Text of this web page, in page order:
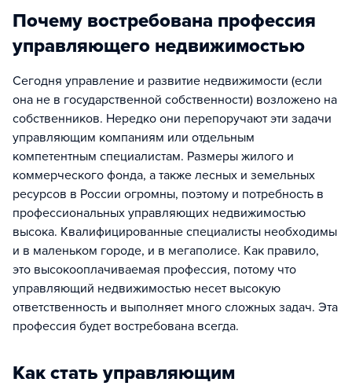
Почему востребована профессия
управляющего недвижимостью
Сегодня управление и развитие недвижимости (если
она не в государственной собственности) возложено на
собственников. Нередко они перепоручают эти задачи
управляющим компаниям или отдельным
компетентным специалистам. Размеры жилого и
коммерческого фонда, а также лесных и земельных
ресурсов в России огромны, поэтому и потребность в
профессиональных управляющих недвижимостью
высока. Квалифицированные специалисты необходимы
и в маленьком городе, и в мегаполисе. Как правило,
это высокооплачиваемая профессия, потому что
управляющий недвижимостью несет высокую
ответственность и выполняет много сложных задач. Эта
профессия будет востребована всегда.
Как стать управляющим